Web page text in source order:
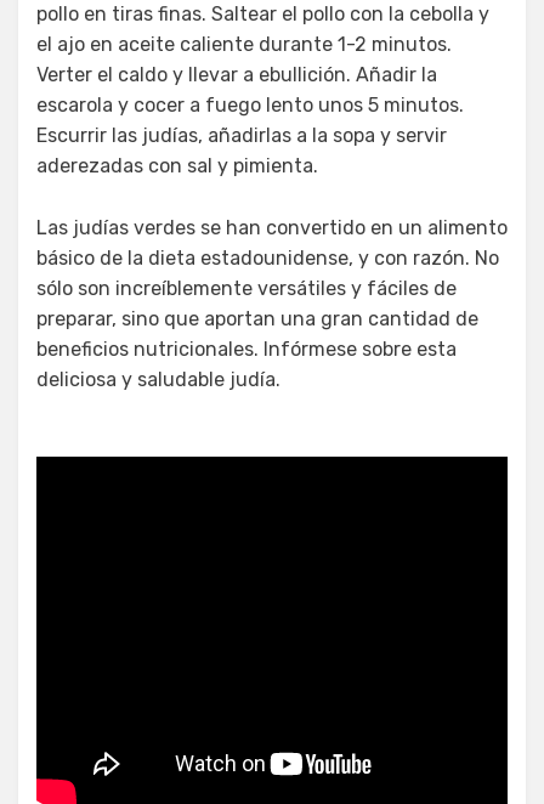
pollo en tiras finas. Saltear el pollo con la cebolla y
el ajo en aceite caliente durante 1-2 minutos.
Verter el caldo y llevar a ebullición. Añadir la
escarola y cocer a fuego lento unos 5 minutos.
Escurrir las judías, añadirlas a la sopa y servir
aderezadas con sal y pimienta.
Las judías verdes se han convertido en un alimento
básico de la dieta estadounidense, y con razón. No
sólo son increíblemente versátiles y fáciles de
preparar, sino que aportan una gran cantidad de
beneficios nutricionales. Infórmese sobre esta
deliciosa y saludable judía.